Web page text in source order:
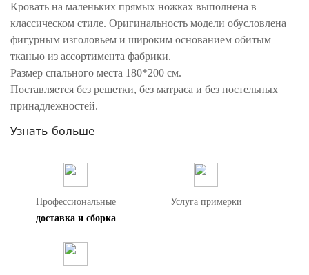
Кровать на маленьких прямых ножках выполнена в
классическом стиле. Оригинальность модели обусловлена
фигурным изголовьем и широким основанием обитым
тканью из ассортимента фабрики.
Размер спального места 180*200 см.
Поставляется без решетки, без матраса и без постельных
принадлежностей.
Внимание! Цвета предметов на изображениях могут отличаться из-за
Узнать больше
Профессиональные
доставка и сборка
Услуга примерки